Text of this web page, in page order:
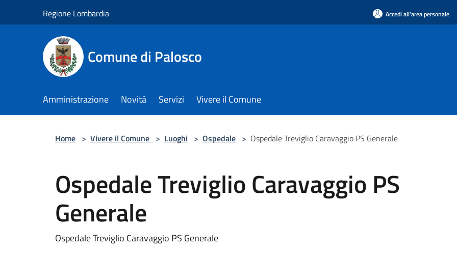
Regione Lombardia Accedi all'area personale
Comune di Palosco
Amministrazione Novità Servizi Vivere il Comune
Home > Vivere il Comune > Luoghi > Ospedale > Ospedale Treviglio Caravaggio PS Generale
Ospedale Treviglio Caravaggio PS
Generale
Ospedale Treviglio Caravaggio PS Generale